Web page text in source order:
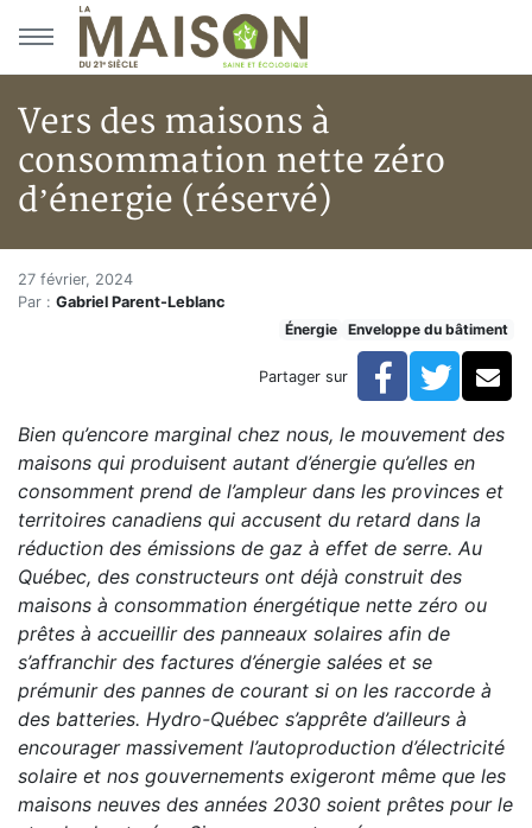
Aller au menu principal
Aller au contenu principal
Vers des maisons à
consommation nette zéro
d’énergie (réservé)
Accueil
Articles
Vers des maisons à consommation nette zéro
Vers des maisons à
27 février, 2024
Par : Gabriel Parent-Leblanc
Énergie
Enveloppe du bâtiment
Partager sur Facebook
Bien qu’encore marginal chez nous, le mouvement des
maisons qui produisent autant d’énergie qu’elles en
consomment prend de l’ampleur dans les provinces et
territoires canadiens qui accusent du retard dans la
réduction des émissions de gaz à effet de serre. Au
Québec, des constructeurs ont déjà construit des
maisons à consommation énergétique nette zéro ou
prêtes à accueillir des panneaux solaires afin de
s’affranchir des factures d’énergie salées et se
prémunir des pannes de courant si on les raccorde à
des batteries. Hydro-Québec s’apprête d’ailleurs à
encourager massivement l’autoproduction d’électricité
solaire et nos gouvernements exigeront même que les
maisons neuves des années 2030 soient prêtes pour le